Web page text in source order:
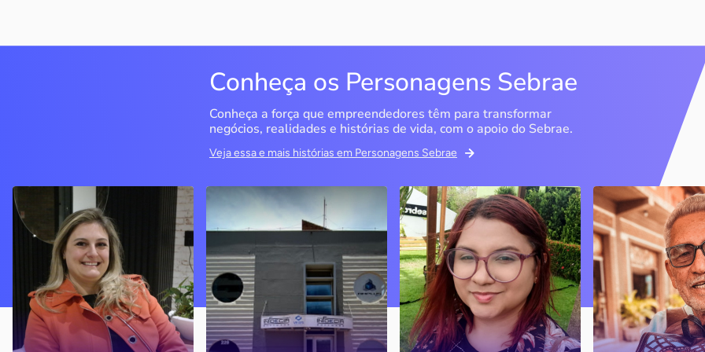
Conheça os Personagens Sebrae
Conheça a força que empreendedores têm para transformar
negócios, realidades e histórias de vida, com o apoio do Sebrae.
Veja essa e mais histórias em Personagens Sebrae
Delucci
Bento Gonçalves / RS
Sem saber muito sobre
empreendedorismo, o casal
contou com o Sebrae para
aprender tudo sobre o
assunto, colocar o negócio
nos eixos e ainda abrir uma
nova empresa
Infoecia Software
Ltda
Londrina / PR
Com mais de 20 anos de
mercado, o empresário
contou com o Sebrae para o
crescimento do negócio
Memória Ancestral
São Luís / MA
Ao lado da irmã e com o
apoio do Sebrae, a Memória
Ancestral utiliza inteligência
artificial com o objetivo de
melhorar a qualidade de vida
de pessoas com a doença
Espedito
Nova Olinda / CE
Peças criadas
cearense já foram
apresentadas em
novelas, desfiles
até em exposições
internacionais